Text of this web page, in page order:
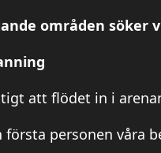
områden söker
att flödet in i
första personen våra